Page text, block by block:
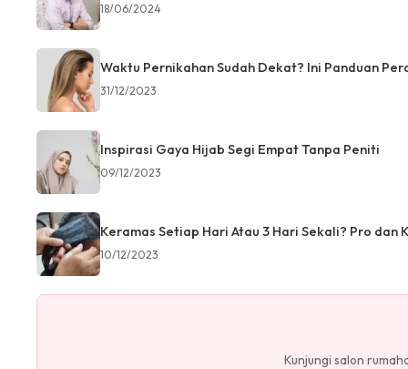
18/06/2024
Waktu Pernikahan Sudah Dekat? Ini Panduan
31/12/2023
Inspirasi Gaya Hijab Segi Empat Tanpa Peniti
09/12/2023
Keramas Setiap Hari Atau 3 Hari Sekali? Pro dan
10/12/2023
Kunjungi salon